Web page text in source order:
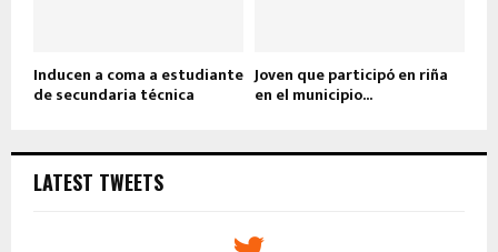
Inducen a coma a estudiante
de secundaria técnica
Joven que participó en riña
en el municipio...
LATEST TWEETS